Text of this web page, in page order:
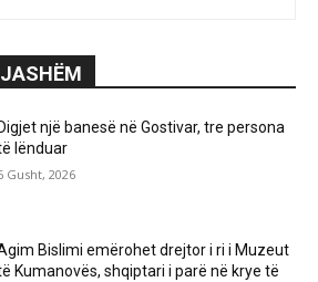
një banesë në Gostivar, tre persona
lënduar
Gusht, 2026
Bislimi emërohet drejtor i ri i Muzeut
Kumanovës, shqiptari i parë në krye të